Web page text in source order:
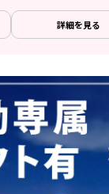
詳細を見る